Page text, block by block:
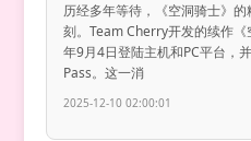
历经多年等待，《空洞骑士》
刻。Team Cherry开发的续作
年9月4日登陆主机和PC平台，
Pass。这一消
2025-12-10 02:00:01